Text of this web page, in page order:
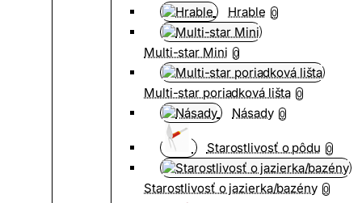
Hrable 0
Multi-star Mini 0
Multi-star poriadková lišta 0
Násady 0
Starostlivosť o pôdu 0
Starostlivosť o jazierka/bazény 0